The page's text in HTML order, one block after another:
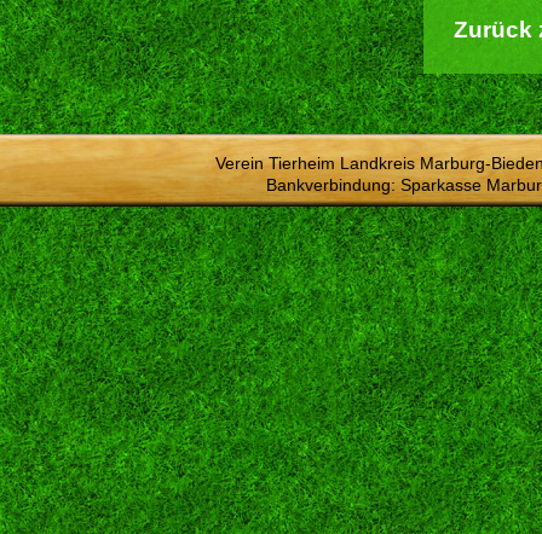
Zurück
Verein Tierheim Landkreis Marburg-
Bankverbindung: Sparkasse